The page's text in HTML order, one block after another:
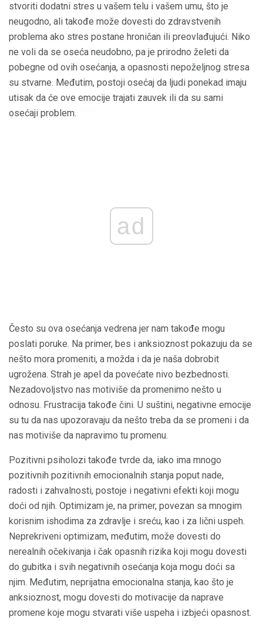
stvoriti dodatni stres u vašem telu i vašem umu, što je
neugodno, ali takođe može dovesti do zdravstvenih
problema ako stres postane hroničan ili preovlađujući. Niko
ne voli da se oseća neudobno, pa je prirodno želeti da
pobegne od ovih osećanja, a opasnosti nepoželjnog stresa
su stvarne. Međutim, postoji osećaj da ljudi ponekad imaju
utisak da će ove emocije trajati zauvek ili da su sami
osećaji problem.
ad
Često su ova osećanja vedrena jer nam takođe mogu
poslati poruke. Na primer, bes i anksioznost pokazuju da se
nešto mora promeniti, a možda i da je naša dobrobit
ugrožena. Strah je apel da povećate nivo bezbednosti.
Nezadovoljstvo nas motiviše da promenimo nešto u
odnosu. Frustracija takođe čini. U suštini, negativne emocije
su tu da nas upozoravaju da nešto treba da se promeni i da
nas motiviše da napravimo tu promenu.
Pozitivni psiholozi takođe tvrde da, iako ima mnogo
pozitivnih pozitivnih emocionalnih stanja poput nade,
radosti i zahvalnosti, postoje i negativni efekti koji mogu
doći od njih. Optimizam je, na primer, povezan sa mnogim
korisnim ishodima za zdravlje i sreću, kao i za lični uspeh.
Neprekriveni optimizam, međutim, može dovesti do
nerealnih očekivanja i čak opasnih rizika koji mogu dovesti
do gubitka i svih negativnih osećanja koja mogu doći sa
njim. Međutim, neprijatna emocionalna stanja, kao što je
anksioznost, mogu dovesti do motivacije da naprave
promene koje mogu stvarati više uspeha i izbjeći opasnost.